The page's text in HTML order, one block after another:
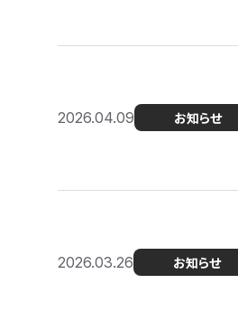
2026.04.09 お知らせ
2026.03.26 お知らせ